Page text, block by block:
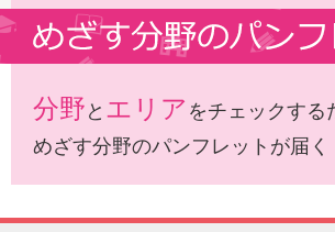
分野 と エリア をチェックする
めざす分野のパンフレットが届く